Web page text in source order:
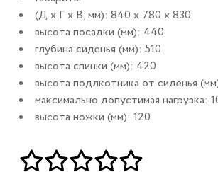
(Д x Г х В, мм): 840 x 780 x 830
высота посадки (мм): 440
глубина сиденья (мм): 510
высота спинки (мм): 420
высота подлкотника от сиденья
максимально допустимая нагрузка:
высота ножки (мм): 120